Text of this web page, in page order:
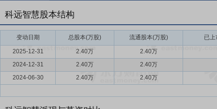
科远智慧股本结构
变动日期 总股本(万股) 流通股本(万股) 已
2025-12-31 2.40万
2.40万
2024-12-31
2.40万
2.40万
2024-06-30
2.40万 2.40万